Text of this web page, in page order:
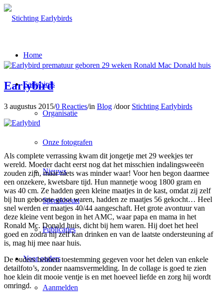
Home
Earlybirds
Organisatie
Onze fotografen
Nieuws
Spreekbeurt
Publicaties
Voor ouders
Aanmelden
Earlybird
3 augustus 2015/0 Reacties/in Blog /door Stichting Earlybirds
Als complete verrassing kwam dit jongetje met 29 weekjes ter
wereld. Moeder dacht eerst nog dat het misschien indalingsweeën
zouden zijn, maar niets was minder waar! Voor hen begon daarmee
een onzekere, kwetsbare tijd. Hun mannetje woog 1800 gram en
was 40 cm. Ze hadden geen kleine maatjes in de kast, omdat zij zelf
bij hun geboorte groot waren, hadden ze maatjes 56 gekocht… Heel
snel werden er maatjes 40/44 aangeschaft. Het grote avontuur van
deze kleine vent begon in het AMC, waar papa en mama in het
Ronald Mc. Donald huis, dicht bij hem waren. Hij doet het heel
goed en zodra hij zelf kan drinken en van de laatste ondersteuning af
is, mag hij mee naar huis.
De ouders hebben toestemming gegeven voor het delen van enkele
detailfoto’s, zonder naamsvermelding. In de collage is goed te zien
hoe klein dit mooie ventje is en met hoeveel liefde en zorg hij wordt
omringd.